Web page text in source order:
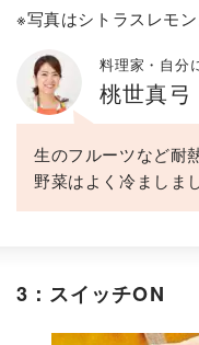
※写真はシトラスレモ
料理家・自分
桃世真弓
生のフルーツなど耐
野菜はよく冷ましま
3：スイッチON